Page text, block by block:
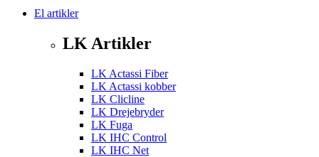
El artikler
LK Artikler
LK Actassi Fiber
LK Actassi kobber
LK Clicline
LK Drejebryder
LK Fuga
LK IHC Control
LK IHC Net